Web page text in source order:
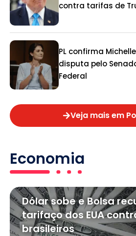
contra tarifas de
PL confirma
disputa pelo
Federal
Veja mais em
Economia
Dólar sobe e Bolsa
tarifaço dos EUA
brasileiros